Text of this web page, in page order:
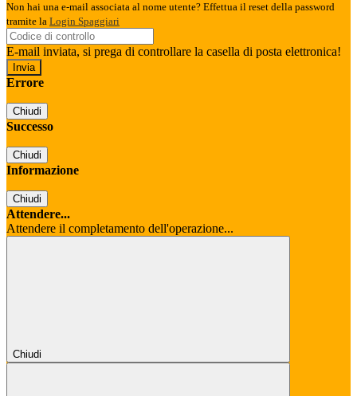
Non hai una e-mail associata al nome utente? Effettua il reset della password
tramite la Login Spaggiari
E-mail inviata, si prega di controllare la casella di posta elettronica!
Errore
Chiudi
Successo
Chiudi
Informazione
Chiudi
Attendere...
Attendere il completamento dell'operazione...
Chiudi